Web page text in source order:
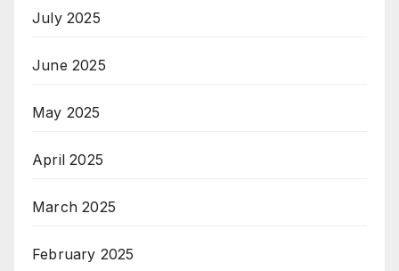
July 2025
June 2025
May 2025
April 2025
March 2025
February 2025